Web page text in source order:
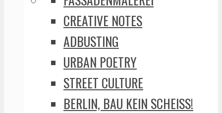
CREATIVE NOTES
ADBUSTING
URBAN POETRY
STREET CULTURE
BERLIN, BAU KEIN SCHEISS!